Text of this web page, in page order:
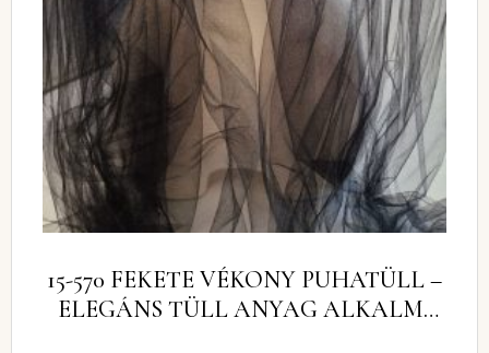
15-570 FEKETE VÉKONY PUHATÜLL –
ELEGÁNS TÜLL ANYAG ALKALMI